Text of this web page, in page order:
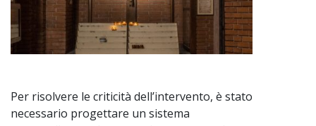
Per risolvere le criticità dell’intervento, è stato
necessario progettare un sistema